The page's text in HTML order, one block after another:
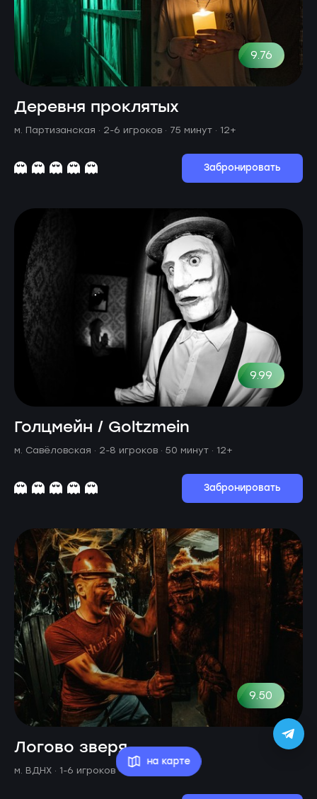
на карте
9.76
Деревня проклятых
м. Партизанская · 2-6 игроков · 75 минут · 12+
Забронировать
9.99
Голцмейн / Goltzmein
м. Савёловская · 2-8 игроков · 50 минут · 12+
Забронировать
9.50
Логово зверя
м. ВДНХ · 1-6 игроков · 60 минут · 12+